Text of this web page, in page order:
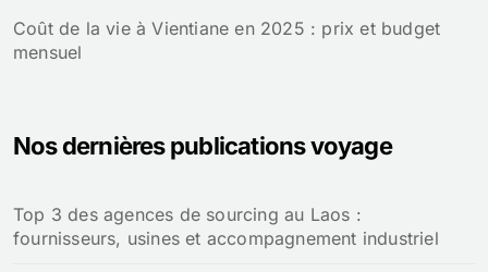
Coût de la vie à Vientiane en 2025 : prix et budget
mensuel
Nos dernières publications voyage
Top 3 des agences de sourcing au Laos :
fournisseurs, usines et accompagnement industriel